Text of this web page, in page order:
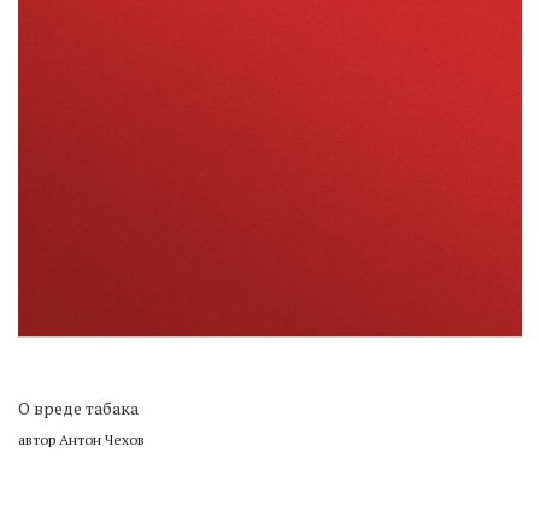
О вреде табака
автор Антон Чехов